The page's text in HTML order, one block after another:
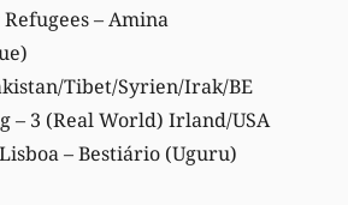
– Amina
Tibet/Syrien/Irak/BE
– 3 (Real World) Irland/USA
– Bestiário (Uguru)